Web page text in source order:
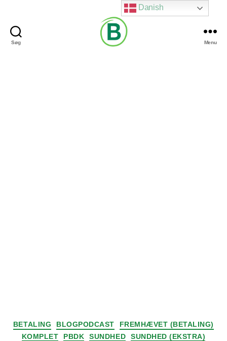
Søg Menu
Kategorier
BETALING BLOGPODCAST
FREMHÆVET (BETALING)
KOMPLET
PBDK SUNDHED SUNDHED (EKSTRA)
Danish